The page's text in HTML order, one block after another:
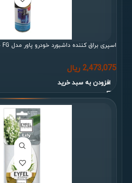
اسپری براق کننده داشبورد خودرو پاور مدل FG حجم 300 میلی لیتر
2,473,075 ریال
افزودن به سبد خرید